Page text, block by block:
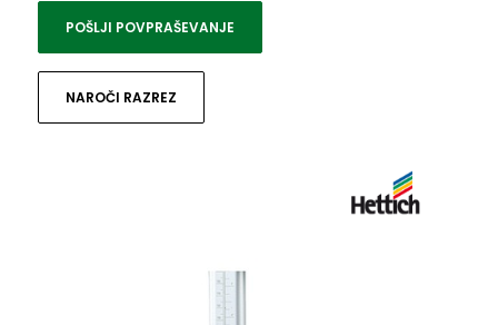
POŠLJI POVPRAŠEVANJE
NAROČI RAZREZ